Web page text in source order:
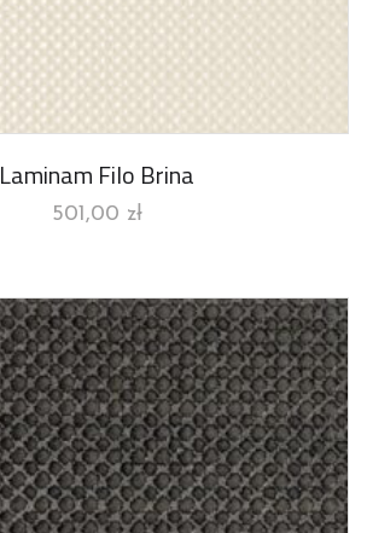
Laminam Filo Brina
501,00 zł